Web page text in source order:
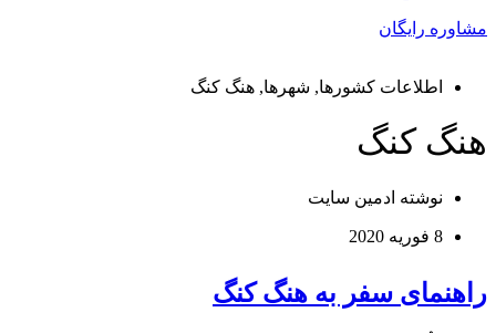
مشاوره رایگان
اطلاعات کشورها, شهرها, هنگ کنگ
هنگ کنگ
نوشته ادمین سایت
8 فوریه 2020
راهنمای سفر به هنگ کنگ